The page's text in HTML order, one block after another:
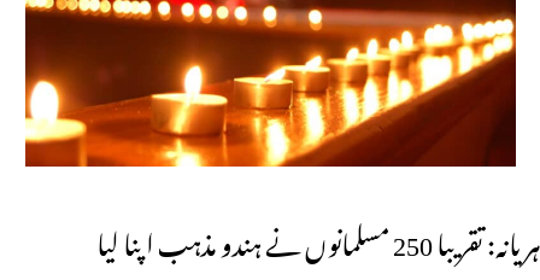
ہریانہ: تقریبا 250 مسلمانوں نے ہندو مذہب اپنا لیا